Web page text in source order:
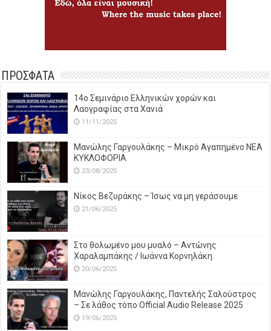
ΠΡΟΣΦΑΤΑ
14o Σεμινάριο Ελληνικών χορών και
Λαογραφίας στα Χανιά
11/11/2025
Μανώλης Γαργουλάκης – Μικρό Αγαπημένο NEΑ
ΚΥΚΛΟΦΟΡΙΑ
23/08/2025
Νίκος Βεζυράκης – Ίσως να μη γεράσουμε
21/06/2025
Στο θολωμένο μου μυαλό – Αντώνης
Χαραλαμπάκης / Ιωάννα Κορνηλάκη.
20/06/2025
Μανώλης Γαργουλάκης, Παντελής Σαλούστρος
– Σε λάθος τόπο Official Audio Release 2025
19/06/2025